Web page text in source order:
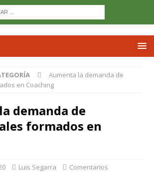
Aumenta la demanda de
en Coaching
demanda de
formados en
Luis Segarra
Comentarios